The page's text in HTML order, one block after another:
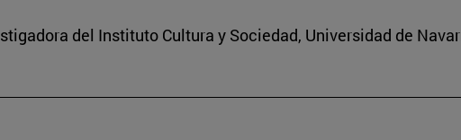
del Instituto Cultura y Sociedad, Universidad de